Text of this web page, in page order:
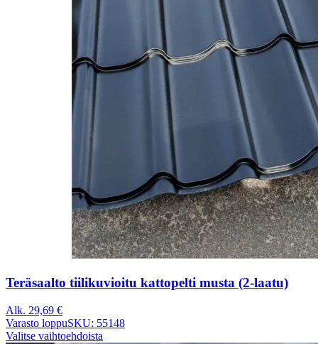
Teräsaalto tiilikuvioitu kattopelti musta (2-laatu)
Alk. 29,69 €
Varasto loppuSKU: 55148
Valitse vaihtoehdoista